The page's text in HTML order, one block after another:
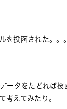
を投函された。。。
ータをたどれば
考えてみたり。